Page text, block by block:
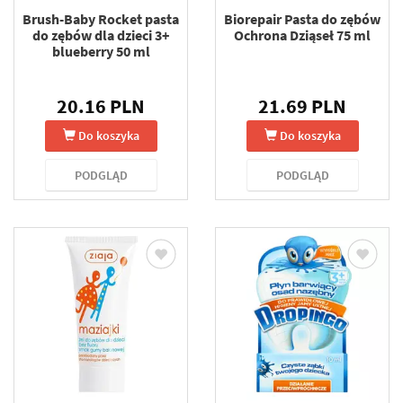
Brush-Baby Rocket pasta
do zębów dla dzieci 3+
blueberry 50 ml
20.16 PLN
Do koszyka
PODGLĄD
Biorepair Pasta do zębów
Ochrona Dziąseł 75 ml
21.69 PLN
Do koszyka
PODGLĄD